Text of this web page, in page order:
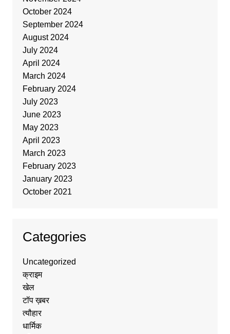
October 2024
September 2024
August 2024
July 2024
April 2024
March 2024
February 2024
July 2023
June 2023
May 2023
April 2023
March 2023
February 2023
January 2023
October 2021
Categories
Uncategorized
क्राइम
खेल
टॉप ख़बर
त्यौहार
धार्मिक